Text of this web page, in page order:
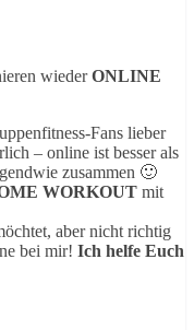
wiederONLINE
Fans lieber
– online ist besser als
zusammen 🙂
WORKOUT mit
aber nicht richtig
bei mir! Ich helfe Euch